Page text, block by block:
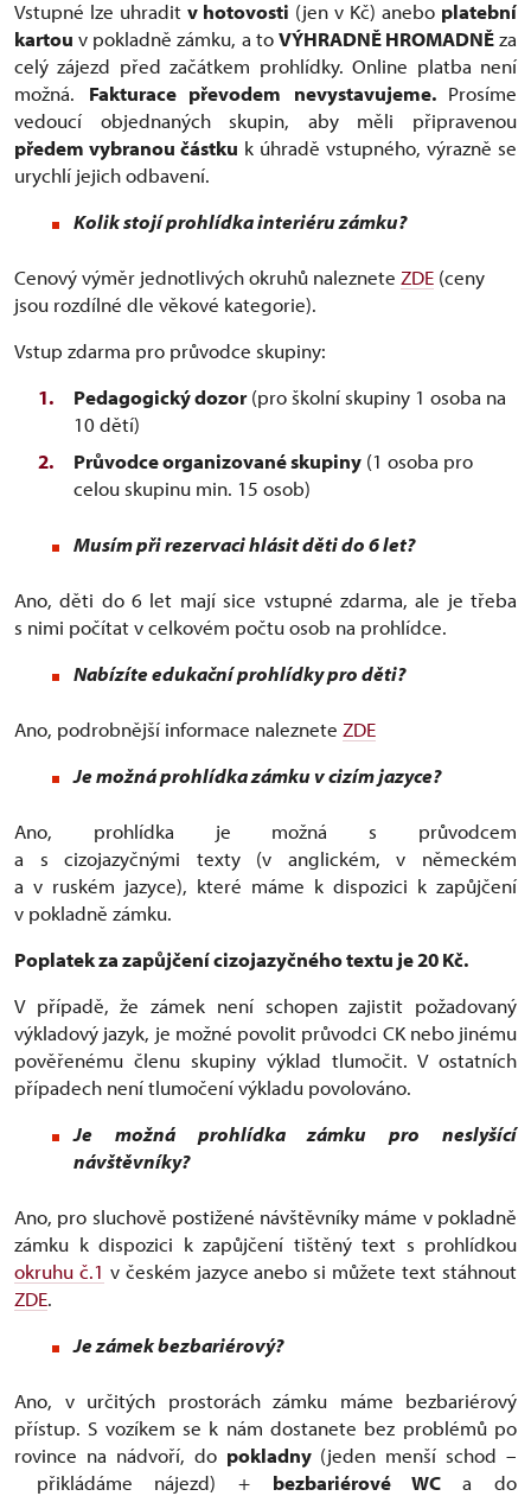
Vstupné lze uhradit v hotovosti (jen v Kč) anebo platební
kartou v pokladně zámku, a toVÝHRADNĚ HROMADNĚza
celý zájezd před začátkem prohlídky. Online platba není
možná. Fakturace převodem nevystavujeme. Prosíme
vedoucí objednaných skupin, aby měli připravenou
předem vybranou částku k úhradě vstupného, výrazně se
urychlí jejich odbavení.
Kolik stojí prohlídka interiéru zámku?
Cenový výměr jednotlivých okruhů naleznete ZDE (ceny
jsou rozdílné dle věkové kategorie).
Vstup zdarma pro průvodce skupiny:
Pedagogický dozor(pro školní skupiny 1 osoba na
10 dětí)
Průvodce organizované skupiny (1 osoba pro
celou skupinu min. 15 osob)
Musím při rezervaci hlásit děti do 6 let?
Ano, děti do 6 let mají sice vstupné zdarma, ale je třeba
s nimi počítat v celkovém počtu osob na prohlídce.
Nabízíte edukační prohlídky pro děti?
Ano, podrobnější informace naleznete ZDE
Je možná prohlídka zámku v cizím jazyce?
Ano, prohlídka je možná s průvodcem
a s cizojazyčnými texty (v anglickém, v německém
a v ruském jazyce), které máme k dispozici k zapůjčení
v pokladně zámku.
Poplatek za zapůjčení cizojazyčného textu je 20 Kč.
V případě, že zámek není schopen zajistit požadovaný
výkladový jazyk, je možné povolit průvodci CK nebo jinému
pověřenému členu skupiny výklad tlumočit. V ostatních
případech není tlumočení výkladu povolováno.
Je možná prohlídka zámku pro neslyšící
návštěvníky?
Ano, pro sluchově postižené návštěvníky máme v pokladně
zámku k dispozici k zapůjčení tištěný text s prohlídkou
okruhu č.1 v českém jazyce anebo si můžete text stáhnout
ZDE.
Je zámek bezbariérový?
Ano, v určitých prostorách zámku máme bezbariérový
přístup. S vozíkem se k nám dostanete bez problémů po
rovince na nádvoří, do pokladny(jeden menší schod –
přikládáme nájezd) + bezbariérové WCa do